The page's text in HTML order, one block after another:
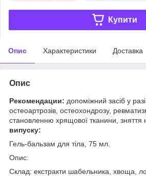
Купити
Опис Характеристики Доставка
Опис
Рекомендации: допоміжний засіб у разі
остеоартрозів, остеохондрозу,
становленню хрящової тканини, зняття
випуску:
Гель-бальзам для тіла, 75 мл.
Опис:
Склад: екстракти шабельника, хвоща,